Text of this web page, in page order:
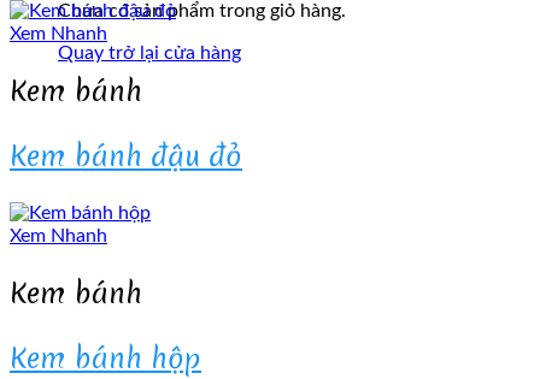
Chưa có sản phẩm trong giỏ hàng.
Quay trở lại cửa hàng
Xem Nhanh
Kem bánh
Kem bánh đậu đỏ
Xem Nhanh
Kem bánh
Kem bánh hộp